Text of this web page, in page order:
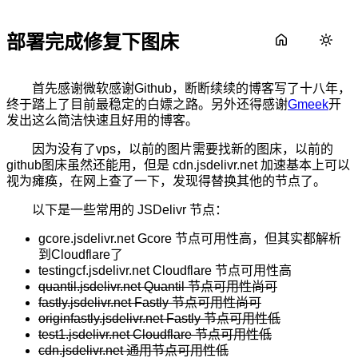
部署完成修复下图床
首先感谢微软感谢Github，断断续续的博客写了十八年，
终于踏上了目前最稳定的白嫖之路。另外还得感谢Gmeek开
发出这么简洁快速且好用的博客。
因为没有了vps，以前的图片需要找新的图床，以前的
github图床虽然还能用，但是 cdn.jsdelivr.net 加速基本上可以
视为瘫痪，在网上查了一下，发现得替换其他的节点了。
以下是一些常用的 JSDelivr 节点：
gcore.jsdelivr.net Gcore 节点可用性高，但其实都解析
到Cloudflare了
testingcf.jsdelivr.net Cloudflare 节点可用性高
quantil.jsdelivr.net Quantil 节点可用性尚可
fastly.jsdelivr.net Fastly 节点可用性尚可
originfastly.jsdelivr.net Fastly 节点可用性低
test1.jsdelivr.net Cloudflare 节点可用性低
cdn.jsdelivr.net 通用节点可用性低